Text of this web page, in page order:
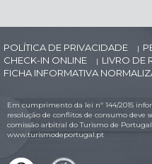
POLÍTICA DE PRIVACIDADE |
CHECK-IN ONLINE | LIVRO DE
FICHA INFORMATIVA
Em cumprimento da lei nº 144/2015
resolução de conflitos de consumo deve
comissão arbitral do Turismo de Portugal
www.turismodeportugal.pt